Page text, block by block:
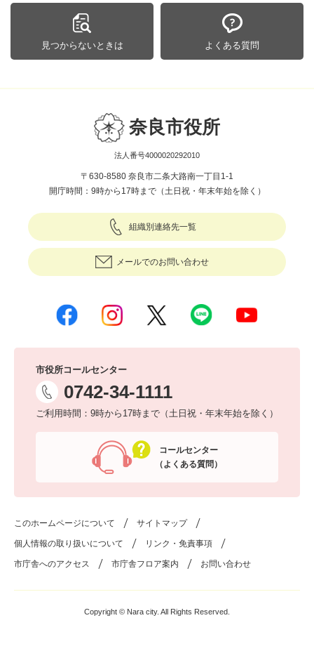
見つからないときは よくある質問
奈良市役所
法人番号4000020292010
〒630-8580 奈良市二条大路南一丁目1-1
開庁時間：9時から17時まで（土日祝・年末年始を除く）
組織別連絡先一覧
メールでのお問い合わせ
市役所コールセンター
0742-34-1111
ご利用時間：9時から17時まで（土日祝・年末年始を除く）
コールセンター
（よくある質問）
このホームページについて サイトマップ
個人情報の取り扱いについて リンク・免責事項
市庁舎へのアクセス 市庁舎フロア案内 お問い合わせ
Copyright © Nara city. All Rights Reserved.